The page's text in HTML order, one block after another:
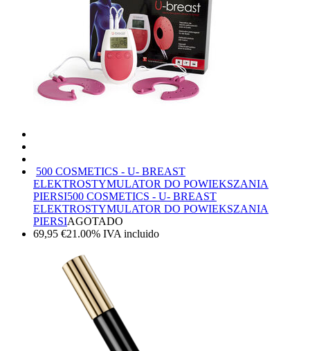
500 COSMETICS - U- BREAST
ELEKTROSTYMULATOR DO POWIEKSZANIA
PIERSI500 COSMETICS - U- BREAST
ELEKTROSTYMULATOR DO POWIEKSZANIA
PIERSIAGOTADO
69,95 €21.00% IVA incluido